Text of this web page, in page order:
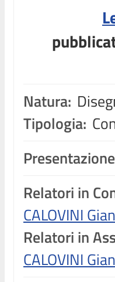
Natura:
Tipologia:
Relatori in
CALOVINI
Relatori in
CALOVINI